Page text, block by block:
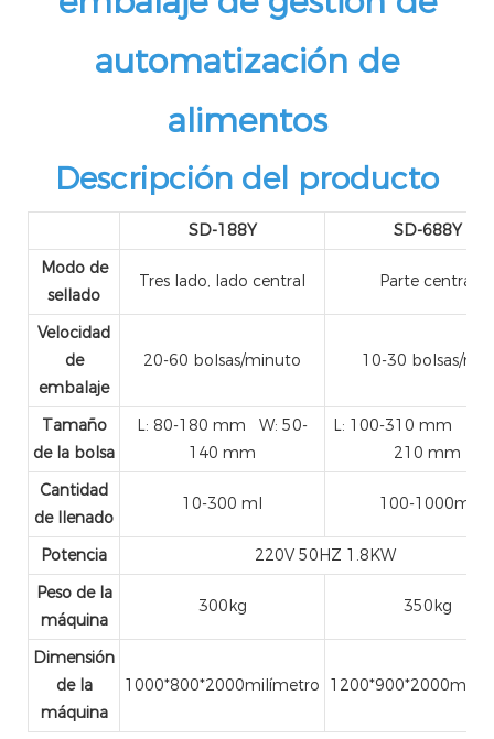
automatización de
alimentos
Descripción del producto
SD-188Y
SD-688Y
Modo de
sellado
Tres lado, lado central Parte central
Velocidad
de
embalaje
20-60 bolsas/minuto 10-30 bolsas/min
Tamaño
de la bolsa
L: 80-180 mm W: 50-
140 mm
L: 100-310 mm W:
210 mm
Cantidad
de llenado
10-300 ml 100-1000ml
Potencia
220V 50HZ 1.8KW
Peso de la
máquina
300kg 350kg
Dimensión
de la
máquina
1000*800*2000milímetro